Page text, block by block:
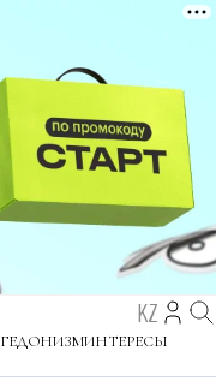
KZ
ГЕДОНИЗМИНТЕРЕСЫ